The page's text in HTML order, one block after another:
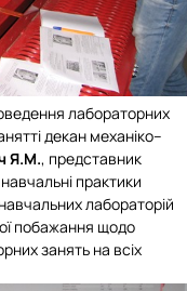
лабораторних
декан механіко–
Я.М., представник
практики
лабораторій
побажання щодо
занять на всіх